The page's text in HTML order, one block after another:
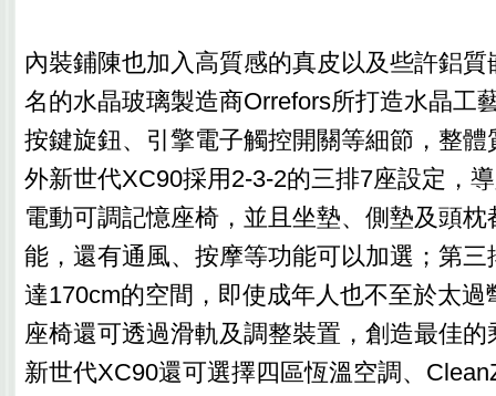
內裝鋪陳也加入高質感的真皮以及些許鋁
名的水晶玻璃製造商Orrefors所打造水晶工
按鍵旋鈕、引擎電子觸控開關等細節，整
外新世代XC90採用2-3-2的三排7座設定，
電動可調記憶座椅，並且坐墊、側墊及頭
能，還有通風、按摩等功能可以加選；第
達170cm的空間，即使成年人也不至於太過
座椅還可透過滑軌及調整裝置，創造最佳
新世代XC90還可選擇四區恆溫空調、